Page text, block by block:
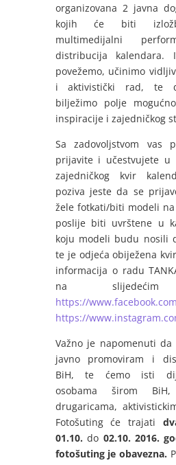
organizovana 2 javna
kojih će biti
multimedijalni
distribucija
povežemo, učinimo
i aktivistički rad, te
bilježimo polje
inspiracije i zajedničkog
Sa zadovoljstvom vas
prijavite i učestvujete u
zajedničkog kvir
poziva jeste da se
žele fotkati/biti modeli
poslije biti uvrštene u
koju modeli budu nosili
te je odjeća obiježena
informacija o radu
na slijedećim
https://
https://
Važno je napomenuti
javno promoviram i
BiH, te ćemo isti
osobama širom
drugaricama,
Fotošuting će trajati
01.10. do 02.10. 2016.
fotošuting je obavezna.